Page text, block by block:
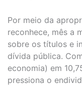
Por meio da
reconhece, mês a
sobre os títulos e
dívida pública.
economia) em
pressiona o